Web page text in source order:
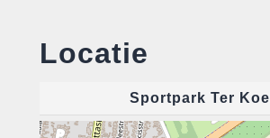
Locatie
Sportpark Ter Koel